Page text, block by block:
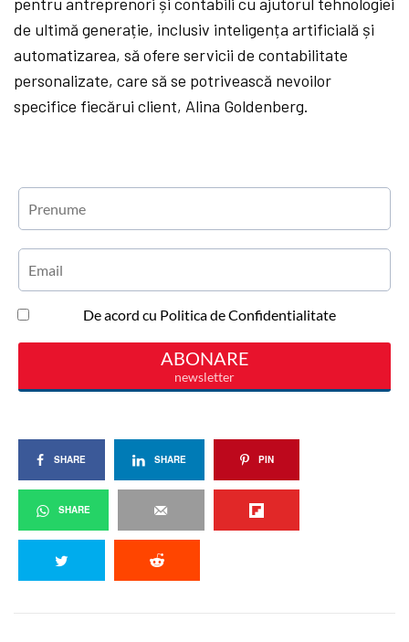
de ultimă generație, inclusiv inteligența artificială și
automatizarea, să ofere servicii de contabilitate
personalizate, care să se potrivească nevoilor
specifice fiecărui client, Alina Goldenberg.
SHARE SHARE PIN
SHARE